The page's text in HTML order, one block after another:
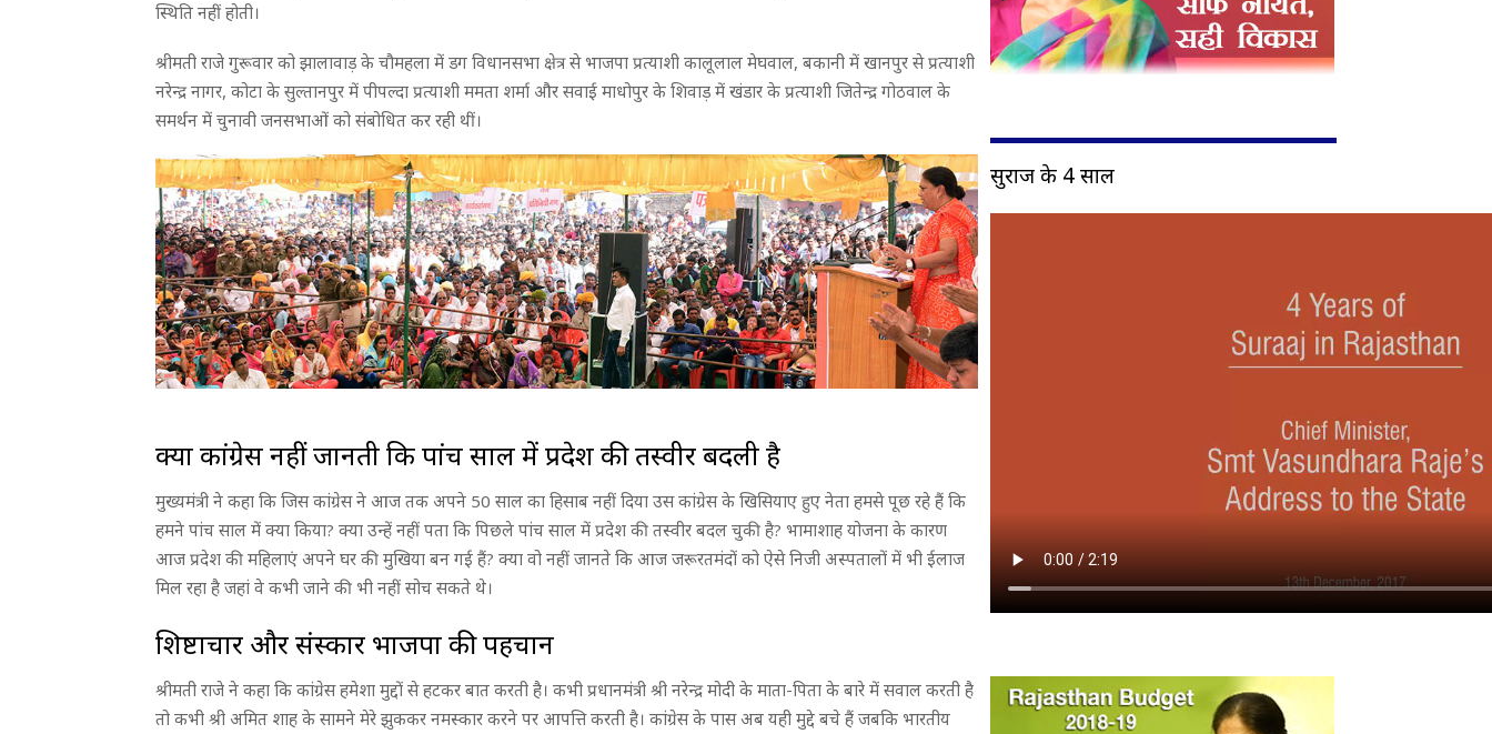
स्थिति नहीं होती।
श्रीमती राजे गुरूवार को झालावाड़ के चौमहला में डग विधानसभा क्षेत्र से भाजपा प्रत्याशी कालूलाल मेघवाल, बकानी में खानपुर से प्रत्याशी
नरेन्द्र नागर, कोटा के सुल्तानपुर में पीपल्दा प्रत्याशी ममता शर्मा और सवाई माधोपुर के शिवाड़ में खंडार के प्रत्याशी जितेन्द्र गोठवाल के
समर्थन में चुनावी जनसभाओं को संबोधित कर रही थीं।
क्या कांग्रेस नहीं जानती कि पांच साल में प्रदेश की तस्वीर बदली है
मुख्यमंत्री ने कहा कि जिस कांग्रेस ने आज तक अपने 50 साल का हिसाब नहीं दिया उस कांग्रेस के खिसियाए हुए नेता हमसे पूछ रहे हैं कि
हमने पांच साल में क्या किया? क्या उन्हें नहीं पता कि पिछले पांच साल में प्रदेश की तस्वीर बदल चुकी है? भामाशाह योजना के कारण
आज प्रदेश की महिलाएं अपने घर की मुखिया बन गई हैं? क्या वो नहीं जानते कि आज जरूरतमंदों को ऐसे निजी अस्पतालों में भी ईलाज
मिल रहा है जहां वे कभी जाने की भी नहीं सोच सकते थे।
शिष्टाचार और संस्कार भाजपा की पहचान
श्रीमती राजे ने कहा कि कांग्रेस हमेशा मुद्दों से हटकर बात करती है। कभी प्रधानमंत्री श्री नरेन्द्र मोदी के माता-पिता के बारे में सवाल करती है
तो कभी श्री अमित शाह के सामने मेरे झुककर नमस्कार करने पर आपत्ति करती है। कांग्रेस के पास अब यही मुद्दे बचे हैं जबकि भारतीय
सुराज के 4 साल